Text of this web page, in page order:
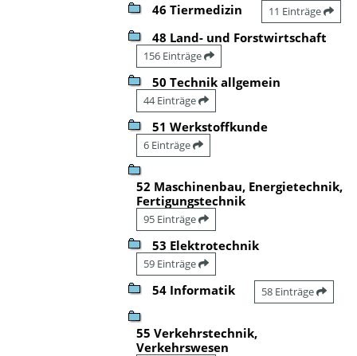
46 Tiermedizin 11 Einträge
48 Land- und Forstwirtschaft
156 Einträge
50 Technik allgemein
44 Einträge
51 Werkstoffkunde
6 Einträge
52 Maschinenbau, Energietechnik,
Fertigungstechnik
95 Einträge
53 Elektrotechnik
59 Einträge
54 Informatik 58 Einträge
55 Verkehrstechnik,
Verkehrswesen